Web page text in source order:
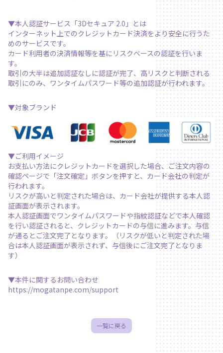
▼本人認証サービス「3Dセキュア 2.0」とは
インターネット上でのクレジットカード決済をより安全に行うた
めのサービスです。
カード利用者の決済情報等を基にリスクベースの認証を行いま
す。
取引の大半は追加認証なしに認証が完了、高リスクと判断される
取引にのみ、ワンタイムパスワード等の追加認証が行われます。
▼対象ブランド
▼ご利用イメージ
お支払い方法にクレジットカードを選択した場合、ご注文内容の
確認ページで「注文確定」ボタンを押すと、カード会社の判定が
行われます。
リスクが高いと判定された場合は、カード会社が提供する本人認
証画面が表示されます。
本人認証画面でワンタイムパスワードや指紋認証などで本人確認
を行い認証されると、クレジットカードの与信に進みます。与信
が通るとご注文完了となります。（リスクが低いと判定された場
合は本人認証画面が表示されず、与信後にご注文完了となりま
す）
▼本件に関するお問い合わせ
https://mogatanpe.com/support
一覧に戻る